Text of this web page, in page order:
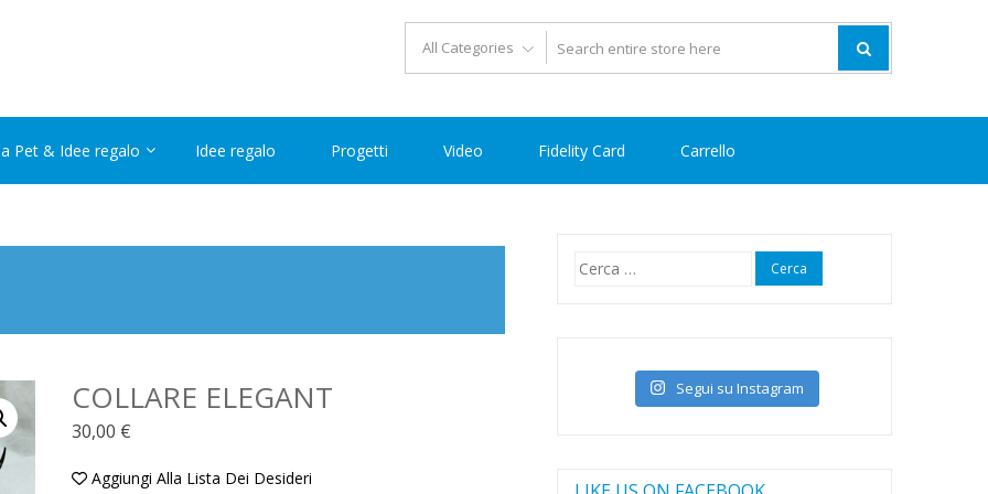
Pet & Idee regalo Idee regalo Progetti Video Fidelity Card Carrello
COLLARE ELEGANT
30,00 €
Aggiungi Alla Lista Dei Desideri
Ricerca
per:
Segui su Instagram